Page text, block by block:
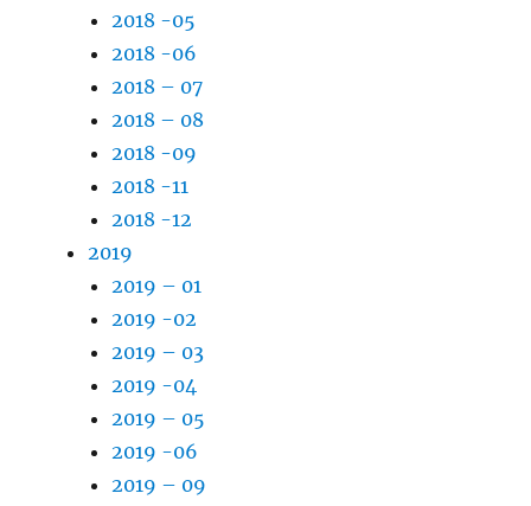
2018 -05
2018 -06
2018 – 07
2018 – 08
2018 -09
2018 -11
2018 -12
2019
2019 – 01
2019 -02
2019 – 03
2019 -04
2019 – 05
2019 -06
2019 – 09